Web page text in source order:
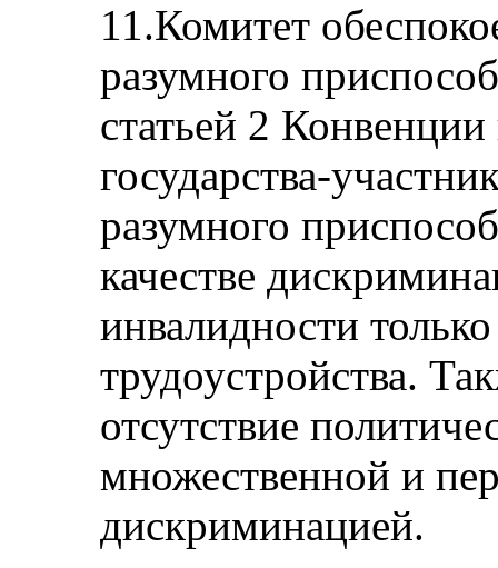
11.Комитет
разумного
статьей 2 Конвенции
государства-
разумного
качестве
инвалидности
трудоустройства.
отсутствие
множественной и
дискриминацией.